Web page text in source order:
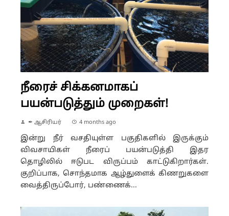
நீரைச் சிக்கனமாகப்
பயன்படுத்தும் முறைகள்!
✒ ஆசிரியர் 4 months ago
இன்று நீர் வசதியுள்ள பகுதிகளில் இருக்கும்
விவசாயிகள் நீரைப் பயன்படுத்தி இதர
தொழிலில் ஈடுபட விருப்பம் காட்டுகிறார்கள்.
குறிப்பாக, சொந்தமாக ஆழ்துளைக் கிணறுகளை
வைத்திருப்போர், பண்ணைக்...